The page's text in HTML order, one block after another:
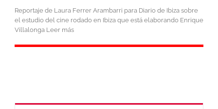
Reportaje de Laura Ferrer Arambarri para Diario de Ibiza sobre
el estudio del cine rodado en Ibiza que está elaborando Enrique
Villalonga Leer más